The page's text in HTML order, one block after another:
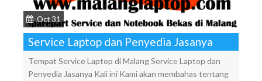
Oct 31
Service Laptop dan Penyedia Jasanya
Tempat Service Laptop di Malang Service Laptop dan
Penyedia Jasanya Kali ini Kami akan membahas tentang